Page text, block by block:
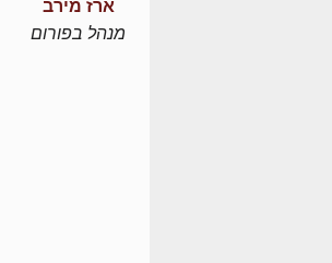
ארז מירב
מנהל בפורום